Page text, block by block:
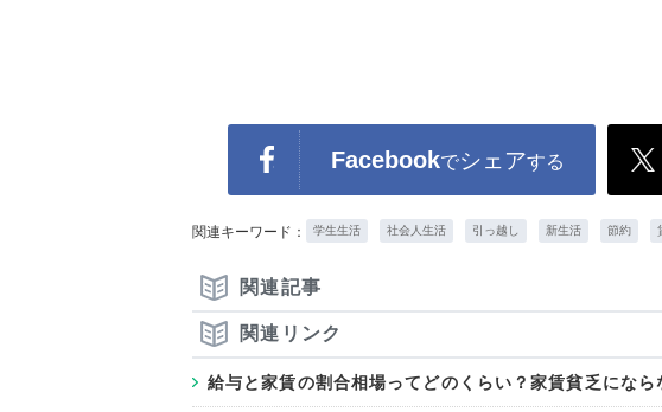
Facebookでシェアする
関連キーワード： 学生生活 社会人生活 引っ越し 新生活 節約
関連記事
関連リンク
給与と家賃の割合相場ってどのくらい？家賃貧乏になら